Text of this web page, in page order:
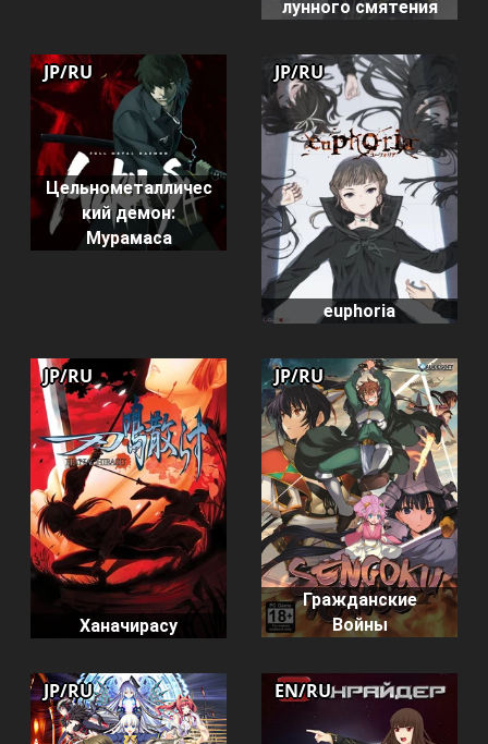
лунного смятения
Цельнометалличес
кий демон:
Мурамаса
JP/RU
euphoria
JP/RU
Ханачирасу
JP/RU
Гражданские
Войны
JP/RU
JP/RU EN/RU